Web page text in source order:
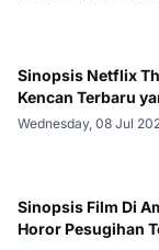
Sinopsis Netflix
Kencan Terbaru
Wednesday, 08 Jul
Sinopsis Film Di
Horor Pesugihan